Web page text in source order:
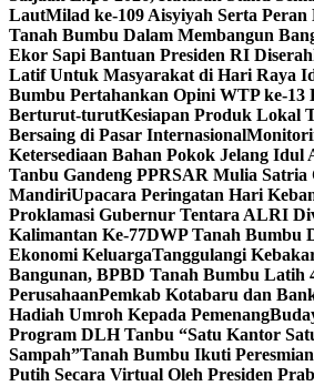
LautMilad ke-109 Aisyiyah Serta
Tanah Bumbu Dalam Membangun
Ekor Sapi Bantuan Presiden RI
Latif Untuk Masyarakat di Hari Raya
Bumbu Pertahankan Opini WTP ke-13
Berturut-turutKesiapan Produk Lokal
Bersaing di Pasar Internasional
Ketersediaan Bahan Pokok Jelang Idul
Tanbu Gandeng PPRSAR Mulia Satria
MandiriUpacara Peringatan Hari
Proklamasi Gubernur Tentara ALRI
Kalimantan Ke-77DWP Tanah Bumbu
Ekonomi KeluargaTanggulangi
Bangunan, BPBD Tanah Bumbu Latih
PerusahaanPemkab Kotabaru dan
Hadiah Umroh Kepada Pemenang
Program DLH Tanbu “Satu Kantor
Sampah”Tanah Bumbu Ikuti
Putih Secara Virtual Oleh Presiden